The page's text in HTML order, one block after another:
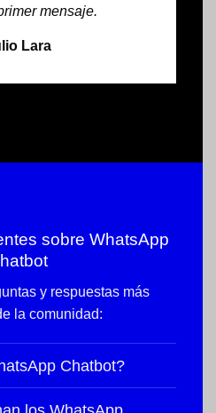
mensaje.
Lara
sobre WhatsApp
y respuestas más
la comunidad:
Chatbot?